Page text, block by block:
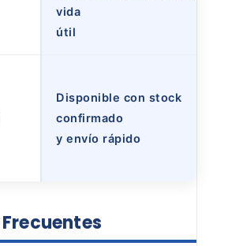
vida
útil
Disponible con stock
confirmado
y envío rápido
Frecuentes